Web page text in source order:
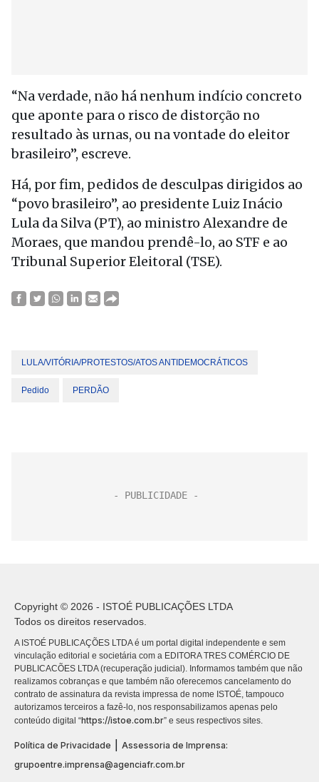
“Na verdade, não há nenhum indício concreto
que aponte para o risco de distorção no
resultado às urnas, ou na vontade do eleitor
brasileiro”, escreve.
Há, por fim, pedidos de desculpas dirigidos ao
“povo brasileiro”, ao presidente Luiz Inácio
Lula da Silva (PT), ao ministro Alexandre de
Moraes, que mandou prendê-lo, ao STF e ao
Tribunal Superior Eleitoral (TSE).
LULA/VITÓRIA/PROTESTOS/ATOS ANTIDEMOCRÁTICOS
Pedido PERDÃO
Copyright © 2026 - ISTOÉ PUBLICAÇÕES LTDA
Todos os direitos reservados.
A ISTOÉ PUBLICAÇÕES LTDA é um portal digital independente e sem
vinculação editorial e societária com a EDITORA TRES COMÉRCIO DE
PUBLICACÕES LTDA (recuperação judicial). Informamos também que não
realizamos cobranças e que também não oferecemos cancelamento do
contrato de assinatura da revista impressa de nome ISTOÉ, tampouco
autorizamos terceiros a fazê-lo, nos responsabilizamos apenas pelo
conteúdo digital “https://istoe.com.br” e seus respectivos sites.
Política de Privacidade
Assessoria de Imprensa:
grupoentre.imprensa@agenciafr.com.br